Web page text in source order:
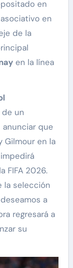
en
en
de la
en la línea
un
anunciar que
Gilmour en la
FIFA 2026.
la selección
a
regresará a
su